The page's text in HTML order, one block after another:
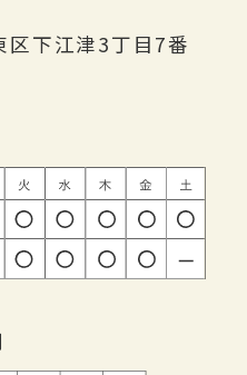
区下江津3丁目7番